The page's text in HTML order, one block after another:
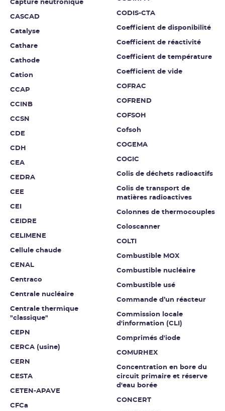
Capture neutronique
CASCAD
Catalyse
Cathare
Cathode
Cation
CCAP
CCINB
CCSN
CDE
CDH
CEA
CEDRA
CEE
CEI
CEIDRE
CELIMENE
Cellule chaude
CENAL
Centraco
Centrale nucléaire
Centrale thermique
"classique"
CEPN
CERCA (usine)
CERN
CESTA
CETEN-APAVE
CFCa
CODIS-CTA
Coefficient de disponibilité
Coefficient de réactivité
Coefficient de température
Coefficient de vide
COFRAC
COFREND
COFSOH
Cofsoh
COGEMA
COGIC
Colis de déchets radioactifs
Colis de transport de
matières radioactives
Colonnes de thermocouples
Coloscanner
COLTI
Combustible MOX
Combustible nucléaire
Combustible usé
Commande d’un réacteur
Commission locale
d'information (CLI)
Comprimés d'iode
COMURHEX
Concentration en bore du
circuit primaire et réserve
d'eau borée
CONCERT